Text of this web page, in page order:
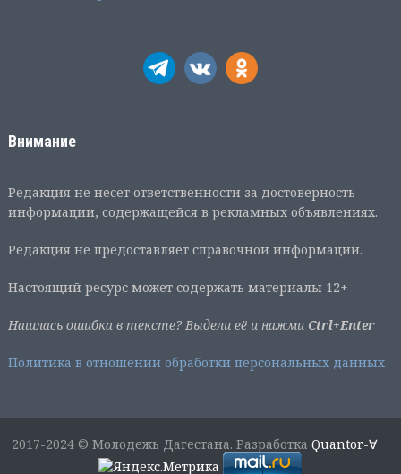
Внимание
Редакция не несет ответственности за достоверность
информации, содержащейся в рекламных объявлениях.
Редакция не предоставляет справочной информации.
Настоящий ресурс может содержать материалы 12+
Нашлась ошибка в тексте? Выдели её и нажми Ctrl+Enter
Политика в отношении обработки персональных данных
2017-2024 © Молодежь Дагестана. РазработкаQuantor-∀